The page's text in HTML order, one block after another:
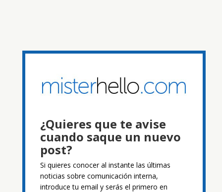
¿Quieres que te avise
cuando saque un nuevo
post?
Si quieres conocer al instante las últimas
noticias sobre comunicación interna,
introduce tu email y serás el primero en